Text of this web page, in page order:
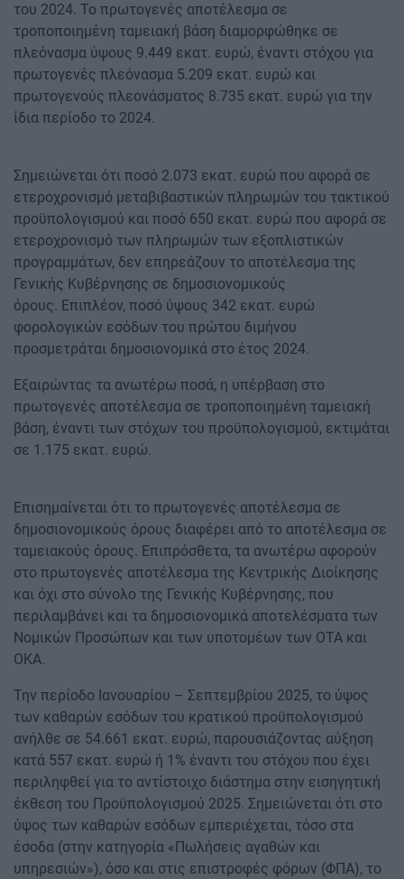
του 2024. Το πρωτογενές αποτέλεσμα σε
τροποποιημένη ταμειακή βάση διαμορφώθηκε σε
πλεόνασμα ύψους 9.449 εκατ. ευρώ, έναντι στόχου για
πρωτογενές πλεόνασμα 5.209 εκατ. ευρώ και
πρωτογενούς πλεονάσματος 8.735 εκατ. ευρώ για την
ίδια περίοδο το 2024.
Σημειώνεται ότι ποσό 2.073 εκατ. ευρώ που αφορά σε
ετεροχρονισμό μεταβιβαστικών πληρωμών του τακτικού
προϋπολογισμού και ποσό 650 εκατ. ευρώ που αφορά σε
ετεροχρονισμό των πληρωμών των εξοπλιστικών
προγραμμάτων, δεν επηρεάζουν το αποτέλεσμα της
Γενικής Κυβέρνησης σε δημοσιονομικούς
όρους. Επιπλέον, ποσό ύψους 342 εκατ. ευρώ
φορολογικών εσόδων του πρώτου διμήνου
προσμετράται δημοσιονομικά στο έτος 2024.
Εξαιρώντας τα ανωτέρω ποσά, η υπέρβαση στο
πρωτογενές αποτέλεσμα σε τροποποιημένη ταμειακή
βάση, έναντι των στόχων του προϋπολογισμού, εκτιμάται
σε 1.175 εκατ. ευρώ.
Επισημαίνεται ότι το πρωτογενές αποτέλεσμα σε
δημοσιονομικούς όρους διαφέρει από το αποτέλεσμα σε
ταμειακούς όρους. Επιπρόσθετα, τα ανωτέρω αφορούν
στο πρωτογενές αποτέλεσμα της Κεντρικής Διοίκησης
και όχι στο σύνολο της Γενικής Κυβέρνησης, που
περιλαμβάνει και τα δημοσιονομικά αποτελέσματα των
Νομικών Προσώπων και των υποτομέων των ΟΤΑ και
ΟΚΑ.
Την περίοδο Ιανουαρίου – Σεπτεμβρίου 2025, το ύψος
των καθαρών εσόδων του κρατικού προϋπολογισμού
ανήλθε σε 54.661 εκατ. ευρώ, παρουσιάζοντας αύξηση
κατά 557 εκατ. ευρώ ή 1% έναντι του στόχου που έχει
περιληφθεί για το αντίστοιχο διάστημα στην εισηγητική
έκθεση του Προϋπολογισμού 2025. Σημειώνεται ότι στο
ύψος των καθαρών εσόδων εμπεριέχεται, τόσο στα
έσοδα (στην κατηγορία «Πωλήσεις αγαθών και
υπηρεσιών»), όσο και στις επιστροφές φόρων (ΦΠΑ), το